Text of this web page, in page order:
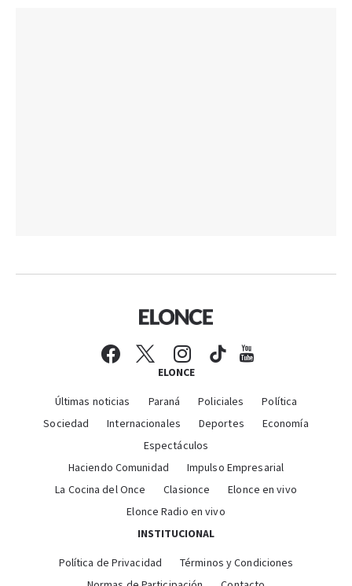
ELONCE
Últimas noticias Paraná Policiales
Política
Sociedad
Internacionales Deportes
Economía
Espectáculos
Haciendo Comunidad
Impulso Empresarial
La Cocina del Once
Clasionce
Elonce en vivo
Elonce Radio en vivo
INSTITUCIONAL
Política de Privacidad
Términos y Condiciones